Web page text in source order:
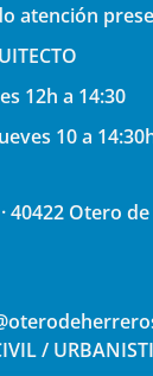
atención
12h a 14:30
10 a
40422 Otero
/